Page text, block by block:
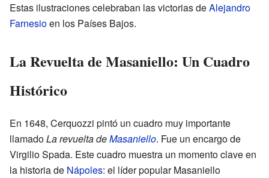
Estas ilustraciones celebraban las victorias deAlejandro
Farnesioen los Países Bajos.
La Revuelta de Masaniello: Un Cuadro
Histórico
En 1648, Cerquozzi pintó un cuadro muy importante
llamadoLa revuelta deMasaniello. Fue un encargo de
Virgilio Spada. Este cuadro muestra un momento clave en
la historia de Nápoles: el líder popular Masaniello